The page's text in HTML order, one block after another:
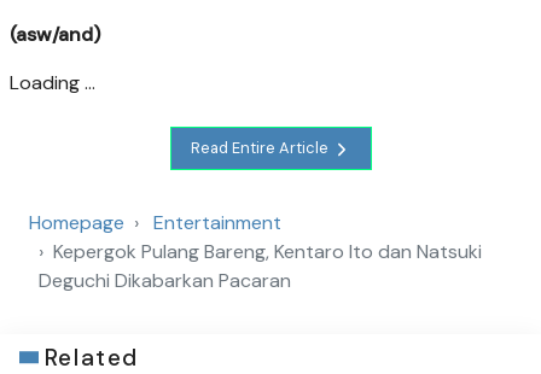
(asw/and)
Loading ...
Read Entire Article
Homepage
Entertainment
Kepergok Pulang Bareng, Kentaro Ito dan Natsuki
Deguchi Dikabarkan Pacaran
Related